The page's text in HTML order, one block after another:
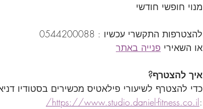
מנוי חופשי חודשי
להצטרפות התקשרי עכשיו : 0544200088
או השאירי פנייה באתר
איך להצטרף?
כדי להצטרף לשיעורי פילאטיס מכשירים בסטודיו
:
https://www.studio.daniel-fitness.co.il/